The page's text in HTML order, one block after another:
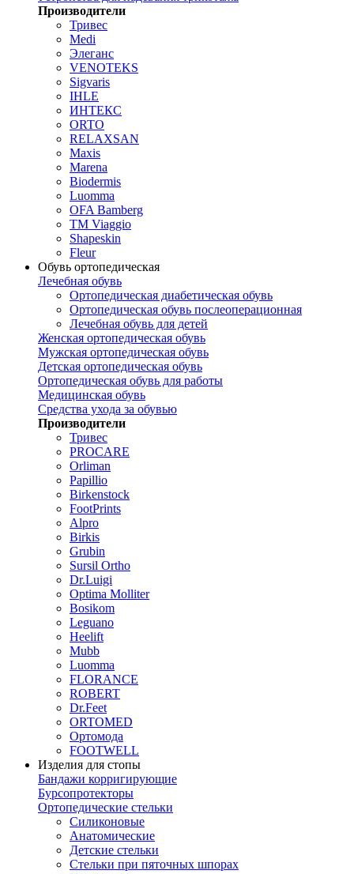
Производители
Тривес
Medi
Элеганс
VENOTEKS
Sigvaris
IHLE
ИНТЕКС
ORTO
RELAXSAN
Maxis
Marena
Biodermis
Luomma
OFA Bamberg
TM Viaggio
Shapeskin
Fleur
Обувь ортопедическая
Лечебная обувь
Ортопедическая диабетическая обувь
Ортопедическая обувь послеоперационная
Лечебная обувь для детей
Женская ортопедическая обувь
Мужская ортопедическая обувь
Детская ортопедическая обувь
Ортопедическая обувь для работы
Медицинская обувь
Средства ухода за обувью
Производители
Тривес
PROCARE
Orliman
Papillio
Birkenstock
FootPrints
Alpro
Birkis
Grubin
Sursil Ortho
Dr.Luigi
Optima Molliter
Bosikom
Leguano
Heelift
Mubb
Luomma
FLORANCE
ROBERT
Dr.Feet
ORTOMED
Ортомода
FOOTWELL
Изделия для стопы
Бандажи корригирующие
Бурсопротекторы
Ортопедические стельки
Силиконовые
Анатомические
Детские стельки
Стельки при пяточных шпорах